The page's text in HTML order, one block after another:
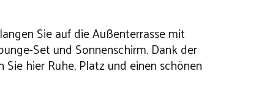
Sie auf die Außenterrasse mit
Set und Sonnenschirm. Dank der
hier Ruhe, Platz und einen schönen